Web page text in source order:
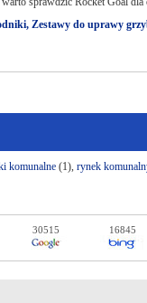
Zestawy do uprawy
komunalne(1), rynek
30515 16845